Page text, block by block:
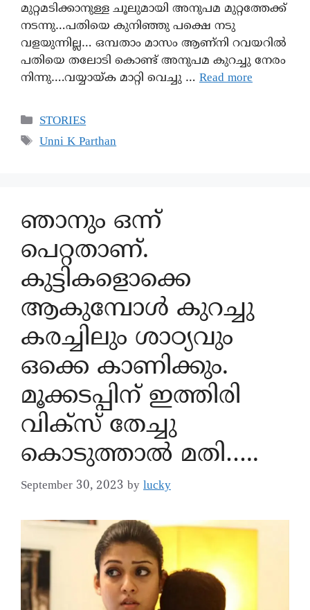
മുറ്റമടിക്കാനുള്ള ചൂലുമായി അനുപമ മുറ്റത്തേക്ക്
നടന്നു…പതിയെ കുനിഞ്ഞു പക്ഷെ നടു
വളയുന്നില്ല… ഒമ്പതാം മാസം ആണ്നി റവയറിൽ
പതിയെ തലോടി കൊണ്ട് അനുപമ കുറച്ചു നേരം
നിന്നു….വയ്യായ്ക മാറ്റി വെച്ചു … Read more
STORIES
Unni K Parthan
ഞാനും ഒന്ന്
പെറ്റതാണ്.
കുട്ടികളൊക്കെ
ആകുമ്പോൾ കുറച്ചു
കരച്ചിലും ശാഠ്യവും
ഒക്കെ കാണിക്കും.
മൂക്കടപ്പിന് ഇത്തിരി
വിക്സ് തേച്ചു
കൊടുത്താൽ മതി…..
September 30, 2023 by lucky